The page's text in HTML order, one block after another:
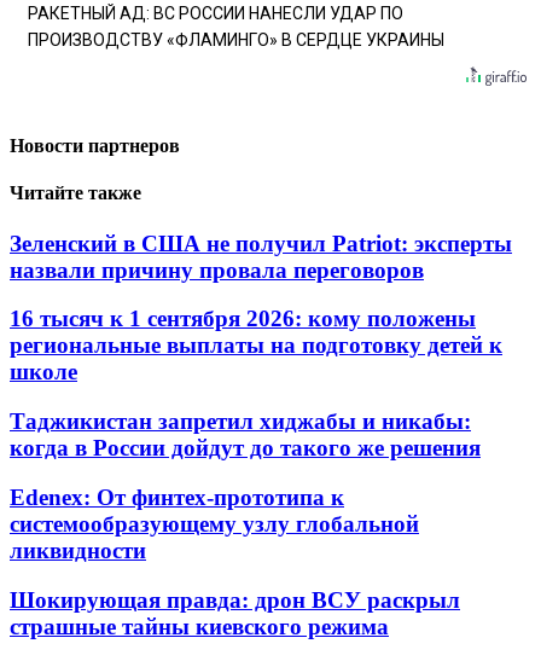
РАКЕТНЫЙ АД: ВС РОССИИ НАНЕСЛИ УДАР ПО
ПРОИЗВОДСТВУ «ФЛАМИНГО» В СЕРДЦЕ УКРАИНЫ
Новости партнеров
Читайте также
Зеленский в США не получил Patriot: эксперты
назвали причину провала переговоров
16 тысяч к 1 сентября 2026: кому положены
региональные выплаты на подготовку детей к
школе
Таджикистан запретил хиджабы и никабы:
когда в России дойдут до такого же решения
Edenex: От финтех-прототипа к
системообразующему узлу глобальной
ликвидности
Шокирующая правда: дрон ВСУ раскрыл
страшные тайны киевского режима